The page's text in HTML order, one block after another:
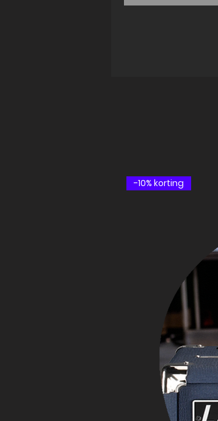
-10% korting